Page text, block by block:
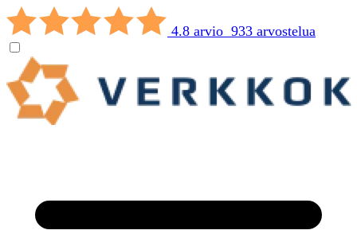
4.8 arvio 933 arvostelua